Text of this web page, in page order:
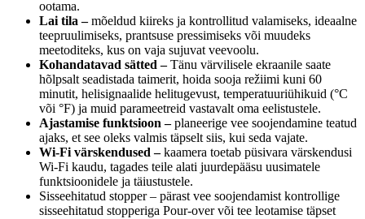
ootama.
Lai tila –mõeldud kiireks ja kontrollitud valamiseks, ideaalne
teepruulimiseks, prantsuse pressimiseks või muudeks
meetoditeks, kus on vaja sujuvat veevoolu.
Kohandatavad sätted –Tänu värvilisele ekraanile saate
hõlpsalt seadistada taimerit, hoida sooja režiimi kuni 60
minutit, helisignaalide helitugevust, temperatuuriühikuid (°C
või °F) ja muid parameetreid vastavalt oma eelistustele.
Ajastamise funktsioon –planeerige vee soojendamine teatud
ajaks, et see oleks valmis täpselt siis, kui seda vajate.
Wi-Fi värskendused –kaamera toetab püsivara värskendusi
Wi-Fi kaudu, tagades teile alati juurdepääsu uusimatele
funktsioonidele ja täiustustele.
Sisseehitatud stopper – pärast vee soojendamist kontrollige
sisseehitatud stopperiga Pour-over või tee leotamise täpset